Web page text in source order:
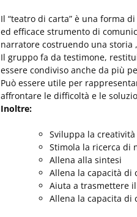
Il “teatro di carta” è una forma
ed efficace strumento di
narratore costruendo una storia
Il gruppo fa da testimone,
essere condiviso anche da più
Può essere utile per
affrontare le difficoltà e le
Inoltre:
Sviluppa la creatività
Stimola la ricerca di
Allena alla sintesi
Allena la capacità di
Aiuta a trasmettere
Allena la capacita di